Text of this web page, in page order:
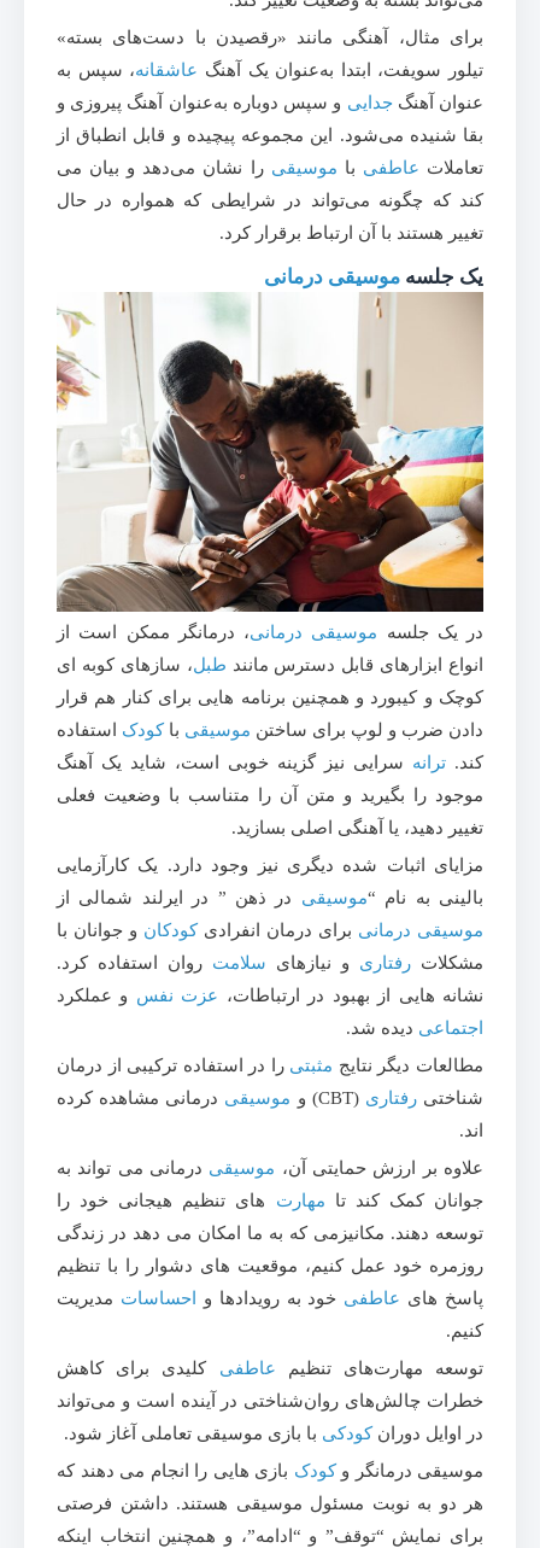
برای مثال، آهنگی مانند «رقصیدن با دست‌های بسته»
تیلور سویفت، ابتدا به‌عنوان یک آهنگ عاشقانه، سپس به‌
عنوان آهنگجدایی و سپس دوباره به‌عنوان آهنگ پیروزی و
بقا شنیده می‌شود. این مجموعه پیچیده و قابل انطباق از
تعاملات عاطفی با موسیقی را نشان می‌دهد و بیان می
کند که چگونه می‌تواند در شرایطی که همواره در حال
تغییر هستند با آن ارتباط برقرار کرد.
یک جلسه موسیقی درمانی
در یک جلسه موسیقی درمانی، درمانگر ممکن است از
انواع ابزارهای قابل دسترس مانند طبل، سازهای کوبه ای
کوچک و کیبورد و همچنین برنامه هایی برای کنار هم قرار
دادن ضرب و لوپ برای ساختن موسیقی باکودک استفاده
کند. ترانه سرایی نیز گزینه خوبی است، شاید یک آهنگ
موجود را بگیرید و متن آن را متناسب با وضعیت فعلی
تغییر دهید، یا آهنگی اصلی بسازید.
مزایای اثبات شده دیگری نیز وجود دارد. یک کارآزمایی
بالینی به نام “موسیقی در ذهن ” در ایرلند شمالی از
موسیقی درمانی برای درمان انفرادیکودکان و جوانان با
مشکلات رفتاری و نیازهای سلامت روان استفاده کرد.
نشانه هایی از بهبود در ارتباطات، عزت نفس و عملکرد
اجتماعی دیده شد.
مطالعات دیگر نتایج مثبتی را در استفاده ترکیبی از درمان
شناختیرفتاری (CBT) و موسیقی درمانی مشاهده کرده
اند.
علاوه بر ارزش حمایتی آن، موسیقی درمانی می تواند به
جوانان کمک کند تا مهارت های تنظیم هیجانی خود را
توسعه دهند. مکانیزمی که به ما امکان می دهد در زندگی
روزمره خود عمل کنیم، موقعیت های دشوار را با تنظیم
پاسخ های عاطفی خود به رویدادها و احساسات مدیریت
کنیم.
توسعه مهارت‌های تنظیم عاطفی کلیدی برای کاهش
خطرات چالش‌های روان‌شناختی در آینده است و می‌تواند
در اوایل دورانکودکی با بازی موسیقی تعاملی آغاز شود.
موسیقی درمانگر وکودک بازی هایی را انجام می دهند که
هر دو به نوبت مسئول موسیقی هستند. داشتن فرصتی
برای نمایش “توقف” و “ادامه”، و همچنین انتخاب اینکه